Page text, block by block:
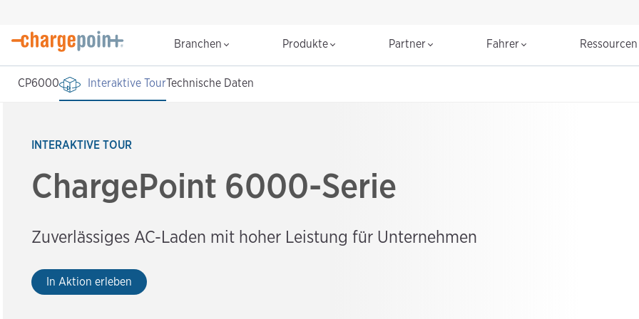
Branchen Produkte Partner Fahrer
CP6000 Interaktive TourTechnische Daten
INTERAKTIVE TOUR
ChargePoint 6000-Serie
Zuverlässiges AC-Laden mit hoher Leistung für Unternehmen
In Aktion erleben